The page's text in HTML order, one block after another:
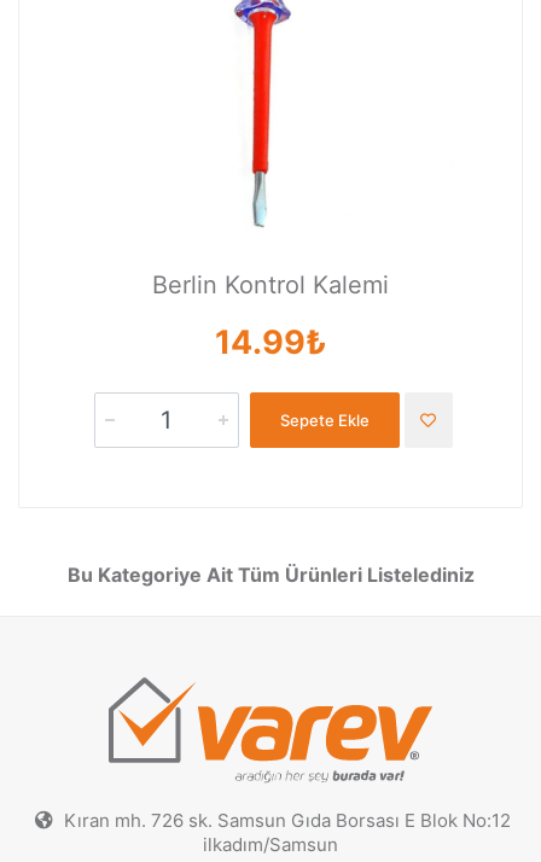
Berlin Kontrol Kalemi
14.99₺
Sepete Ekle
Bu Kategoriye Ait Tüm Ürünleri Listelediniz
Kıran mh. 726 sk. Samsun Gıda Borsası E Blok No:12
ilkadım/Samsun